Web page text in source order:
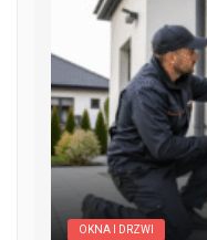
OKNA I DRZWI